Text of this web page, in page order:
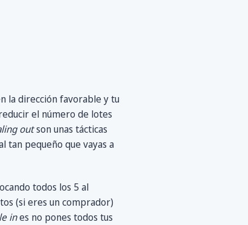
la dirección favorable y tu
el número de lotes
outson unas tácticas
tan pequeño que vayas a
todos los 5 al
(si eres un comprador)
ines no pones todos tus